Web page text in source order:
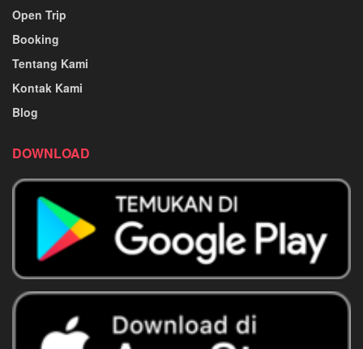
Open Trip
Booking
Tentang Kami
Kontak Kami
Blog
DOWNLOAD